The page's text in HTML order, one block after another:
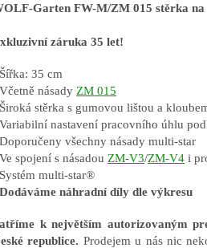
Garten FW-M/ZM 015 stěrka na
záruka 35 let!
35 cm
násady ZM 015
Široká stěrka s gumovou lištou a
Variabilní nastavení pracovního úhlu
Doporučeny všechny násady multi-star
spojení s násadou ZM-V3/ZM-V4 i
multi-star®
Dodáváme náhradní díly dle výkresu
k největším autorizovaným
republice. Prodejem u nás nic